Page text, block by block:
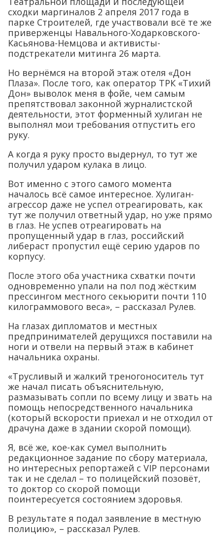
сходки маргиналов 2 апреля 2017 года в
парке Строителей, где участвовали всё те же
приверженцы Навального-Ходарковского-
Касьянова-Немцова и активисты-
подстрекатели митинга 26 марта.
Но вернёмся на второй этаж отеля «Дон
Плаза». После того, как оператор ТРК «Тихий
Дон» выволок меня в фойе, чем самым
препятствовал законной журналистской
деятельности, этот форменный хулиган не
выполнял мои требования отпустить его
руку.
А когда я руку просто выдернул, то тут же
получил ударом кулака в лицо.
Вот именно с этого самого момента
началось всё самое интересное. Хулиган-
агрессор даже не успел отреагировать, как
тут же получил ответный удар, но уже прямо
в глаз. Не успев отреагировать на
пропущенный удар в глаз, российский
либераст пропустил ещё серию ударов по
корпусу.
После этого оба участника схватки почти
одновременно упали на пол под жёстким
прессингом местного секьюрити почти 110
килограммового веса», – рассказал Рулев.
На глазах дипломатов и местных
предпринимателей дерущихся поставили на
ноги и отвели на первый этаж в кабинет
начальника охраны.
«Трусливый и жалкий треногоноситель тут
же начал писать объяснительную,
размазывать сопли по всему лицу и звать на
помощь непосредственного начальника
(который вскорости приехал и не отходил от
драчуна даже в здании скорой помощи).
Я, всё же, кое-как сумел выполнить
редакционное задание по сбору материала,
но интересных репортажей с VIP персонами
так и не сделал – то полицейский позовёт,
то доктор со скорой помощи
поинтересуется состоянием здоровья.
В результате я подал заявление в местную
полицию», – рассказал Рулев.